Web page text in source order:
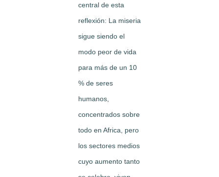
central de esta
reflexión: La miseria
sigue siendo el
modo peor de vida
para más de un 10
% de seres
humanos,
concentrados sobre
todo en Africa, pero
los sectores medios
cuyo aumento tanto